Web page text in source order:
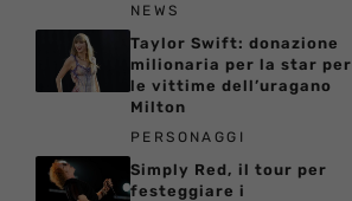
NEWS
Taylor Swift: donazione
milionaria per la star per
le vittime dell’uragano
Milton
PERSONAGGI
Simply Red, il tour per
festeggiare i